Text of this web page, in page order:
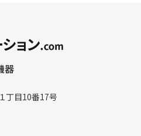
器
丁目10番17号